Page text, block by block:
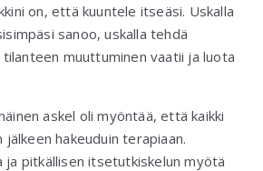
on, että kuuntele itseäsi. Uskalla
sanoo, uskalla tehdä
muuttuminen vaatii ja luota
askel oli myöntää, että kaikki
jälkeen hakeuduin terapiaan.
ja pitkällisen itsetutkiskelun myötä